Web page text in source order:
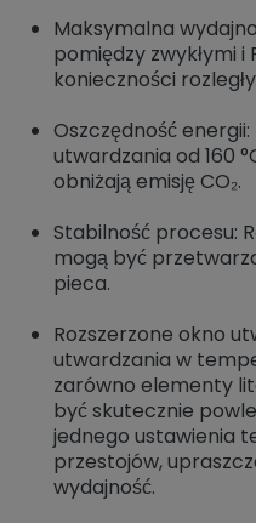
Maksymalna
pomiędzy zwykłymi i
konieczności
Oszczędność
utwardzania od 160
obniżają emisję CO₂.
Stabilność procesu:
mogą być
pieca.
Rozszerzone okno
utwardzania w
zarówno elementy
być skutecznie
jednego ustawienia
przestojów,
wydajność.